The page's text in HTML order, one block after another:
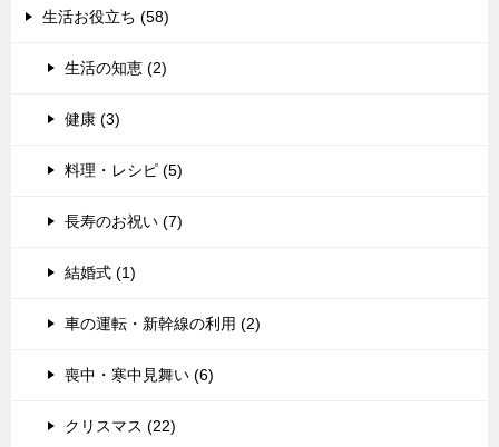
生活お役立ち (58)
生活の知恵 (2)
健康 (3)
料理・レシピ (5)
長寿のお祝い (7)
結婚式 (1)
車の運転・新幹線の利用 (2)
喪中・寒中見舞い (6)
クリスマス (22)